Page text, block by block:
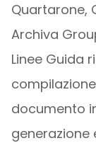
Quartarone,
Archiva
Linee Guida
documento
generazione